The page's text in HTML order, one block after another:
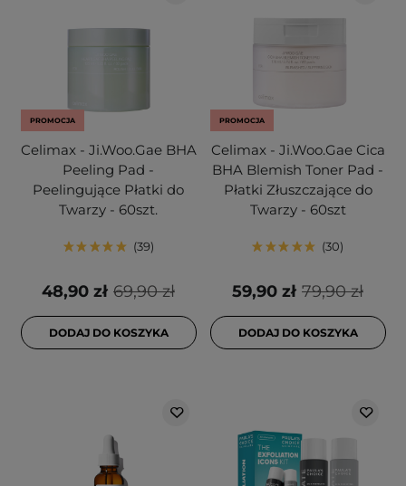
PROMOCJA
Celimax - Ji.Woo.Gae BHA
Peeling Pad -
Peelingujące Płatki do
Twarzy - 60szt.
39
69,90 zł
48,90 zł
DODAJ DO KOSZYKA
PROMOCJA
Celimax - Ji.Woo.Gae Cica
BHA Blemish Toner Pad -
Płatki Złuszczające do
Twarzy - 60szt
30
79,90 zł
59,90 zł
DODAJ DO KOSZYKA